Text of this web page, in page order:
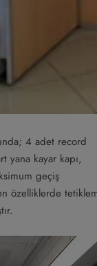
4 adet record
yana kayar kapı,
geçiş
özelliklerde